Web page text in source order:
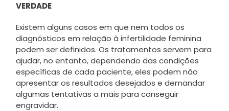
VERDADE
Existem alguns casos em que nem todos os
diagnósticos em relação à infertilidade feminina
podem ser definidos. Os tratamentos servem para
ajudar, no entanto, dependendo das condições
específicas de cada paciente, eles podem não
apresentar os resultados desejados e demandar
algumas tentativas a mais para conseguir
engravidar.